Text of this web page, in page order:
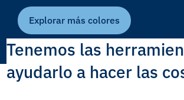
Explorar más colores
Tenemos las
ayudarlo a hacer las